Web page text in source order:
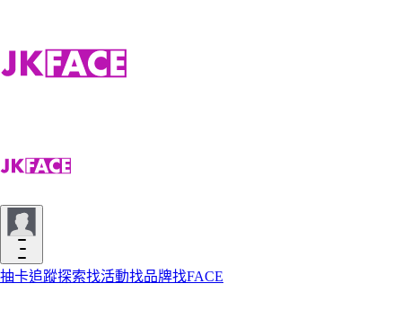
抽卡追蹤探索找活動找品牌找FACE